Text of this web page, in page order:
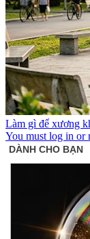
Làm gì để xương
You must log in or